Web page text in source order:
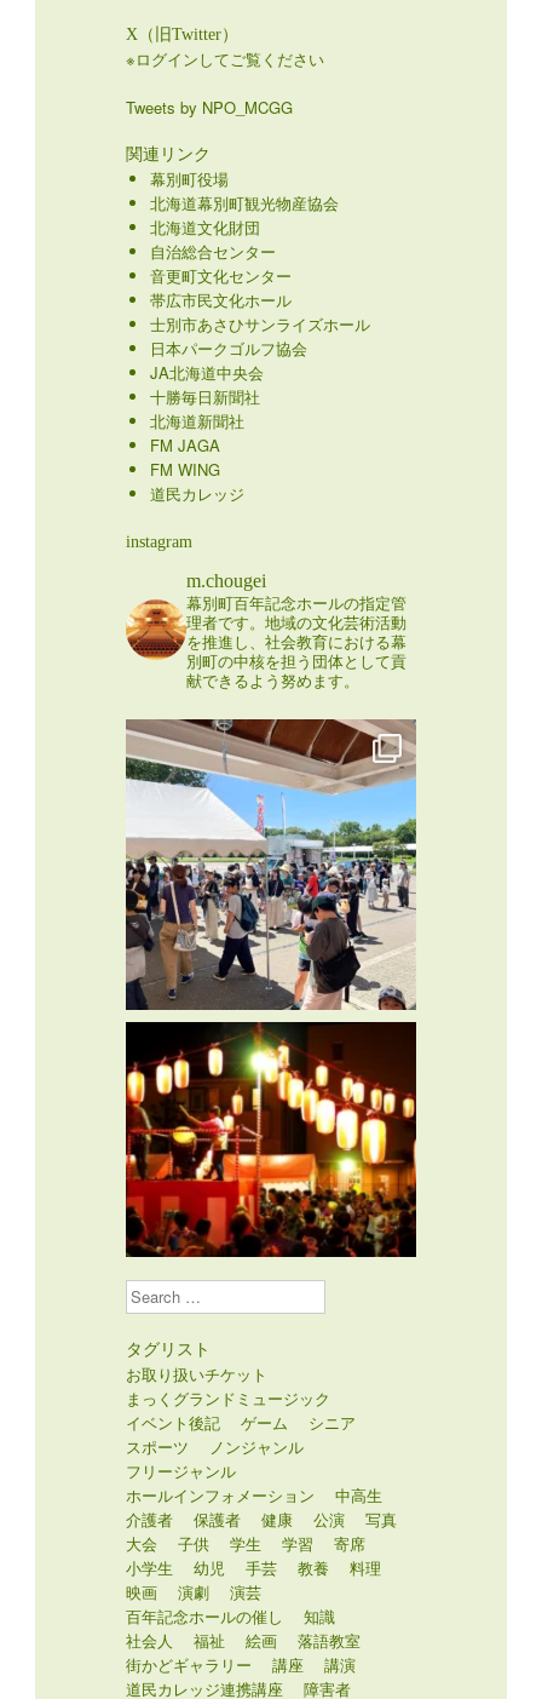
X（旧Twitter）
※ログインしてご覧ください
Tweets by NPO_MCGG
関連リンク
幕別町役場
北海道幕別町観光物産協会
北海道文化財団
自治総合センター
音更町文化センター
帯広市民文化ホール
士別市あさひサンライズホール
日本パークゴルフ協会
JA北海道中央会
十勝毎日新聞社
北海道新聞社
FM JAGA
FM WING
道民カレッジ
instagram
m.chougei
幕別町百年記念ホールの指定管
理者です。地域の文化芸術活動
を推進し、社会教育における幕
別町の中核を担う団体として貢
献できるよう努めます。
Search
タグリスト
お取り扱いチケット
まっくグランドミュージック
イベント後記
ゲーム
シニア
スポーツ
ノンジャンル
フリージャンル
ホールインフォメーション
中高生
介護者
保護者 健康 公演
写真
大会
子供 学生 学習
寄席
小学生
幼児 手芸 教養
料理
映画
演劇
演芸
百年記念ホールの催し
知識
社会人
福祉 絵画
落語教室
街かどギャラリー
講座
講演
道民カレッジ連携講座
障害者